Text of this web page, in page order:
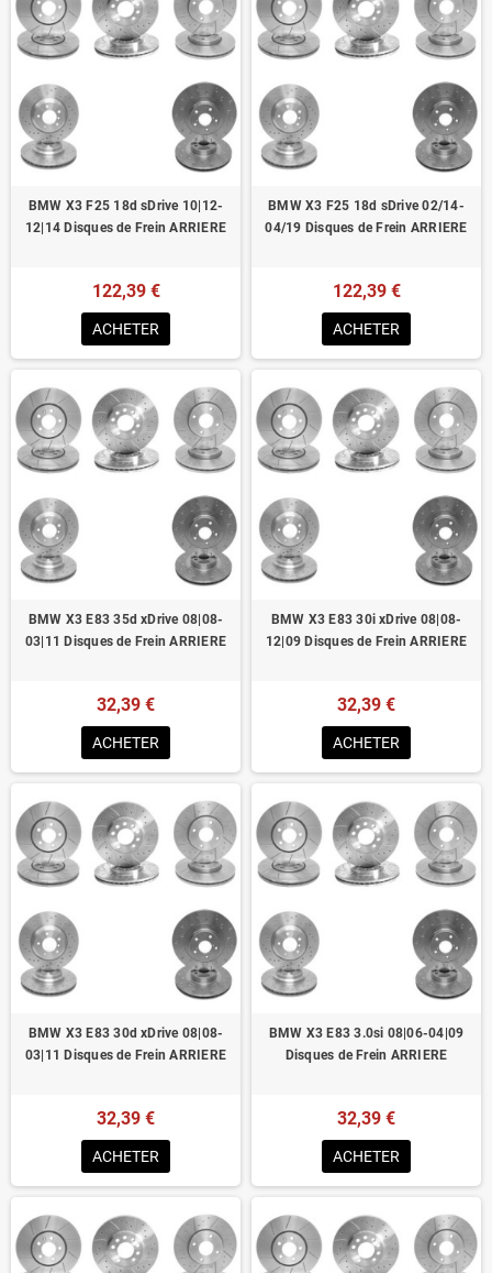
BMW X3 F25 18d sDrive 10|12-
12|14 Disques de Frein ARRIERE
122,39 €
ACHETER
BMW X3 F25 18d sDrive 02/14-
04/19 Disques de Frein ARRIERE
122,39 €
ACHETER
BMW X3 E83 35d xDrive 08|08-
03|11 Disques de Frein ARRIERE
32,39 €
ACHETER
BMW X3 E83 30i xDrive 08|08-
12|09 Disques de Frein ARRIERE
32,39 €
ACHETER
BMW X3 E83 30d xDrive 08|08-
03|11 Disques de Frein ARRIERE
32,39 €
ACHETER
BMW X3 E83 3.0si 08|06-04|09
Disques de Frein ARRIERE
32,39 €
ACHETER